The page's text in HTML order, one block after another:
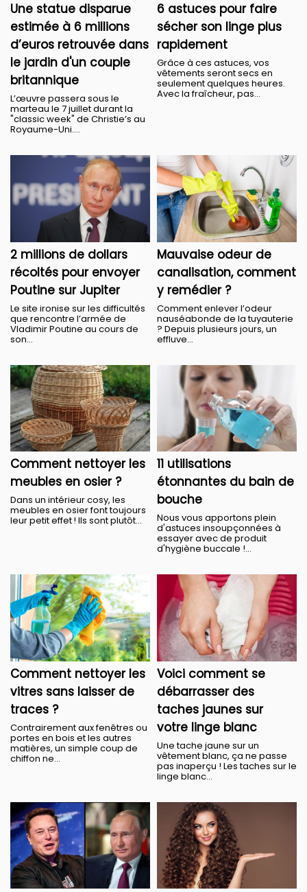
Une statue disparue
estimée à 6 millions
d’euros retrouvée dans
le jardin d'un couple
britannique
L’œuvre passera sous le
marteau le 7 juillet durant la
"classic week" de Christie’s au
Royaume-Uni....
6 astuces pour faire
sécher son linge plus
rapidement
Grâce à ces astuces, vos
vêtements seront secs en
seulement quelques heures.
Avec la fraîcheur, pas...
2 millions de dollars
récoltés pour envoyer
Poutine sur Jupiter
Le site ironise sur les difficultés
que rencontre l’armée de
Vladimir Poutine au cours de
son...
Mauvaise odeur de
canalisation, comment
y remédier ?
Comment enlever l’odeur
nauséabonde de la tuyauterie
? Depuis plusieurs jours, un
effluve...
Comment nettoyer les
meubles en osier ?
Dans un intérieur cosy, les
meubles en osier font toujours
leur petit effet ! Ils sont plutôt...
11 utilisations
étonnantes du bain de
bouche
Nous vous apportons plein
d'astuces insoupçonnées à
essayer avec de produit
d'hygiène buccale !...
Comment nettoyer les
vitres sans laisser de
traces ?
Contrairement aux fenêtres ou
portes en bois et les autres
matières, un simple coup de
chiffon ne...
Voici comment se
débarrasser des
taches jaunes sur
votre linge blanc
Une tache jaune sur un
vêtement blanc, ça ne passe
pas inaperçu ! Les taches sur le
linge blanc...